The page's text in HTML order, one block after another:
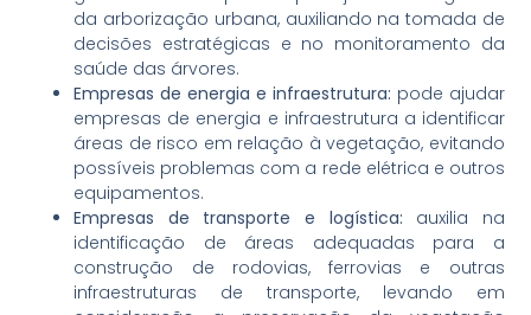
da arborização urbana, auxiliando na tomada de
decisões estratégicas e no monitoramento da
saúde das árvores.
Empresas de energia e infraestrutura: pode ajudar
empresas de energia e infraestrutura a identificar
áreas de risco em relação à vegetação, evitando
possíveis problemas com a rede elétrica e outros
equipamentos.
Empresas de transporte e logística: auxilia na
identificação de áreas adequadas para a
construção de rodovias, ferrovias e outras
infraestruturas de transporte, levando em